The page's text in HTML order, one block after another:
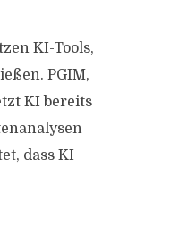
KI-Tools,
PGIM,
KI bereits
dass KI